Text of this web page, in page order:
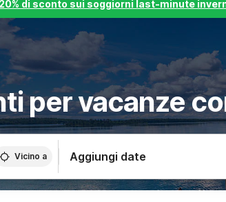
di sconto sui soggiorni last-minute
per vacanze
Vicino a Aggiungi date